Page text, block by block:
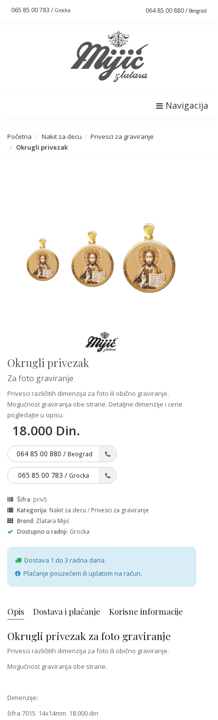
065 85 00 783 / Grocka 064 85 00 880 / Beograd
Navigacija
Početna Nakit za decu
Privesci za graviranje
Okrugli privezak
Okrugli privezak
Za foto graviranje
Privesci različitih dimenzija za foto ili obično graviranje.
Mogućnost graviranja obe strane. Detaljne dimenzije i cene
pogledajte u opisu.
18.000 Din.
064 85 00 880 / Beograd
065 85 00 783 / Grocka
Šifra: priv5
Kategorija: Nakit za decu / Privesci za graviranje
Brend: Zlatara Mijić
Dostupno u radnji: Grocka
Dostava 1 do 3 radna dana.
Plaćanje pouzećem ili uplatom na račun.
Opis Dostava i plaćanje Korisne informacije
Okrugli privezak za foto graviranje
Privesci različitih dimenzija za foto ili obično graviranje.
Mogućnost graviranja obe strane.
Dimenzije:
šifra 7015 14x14mm 18.000 din